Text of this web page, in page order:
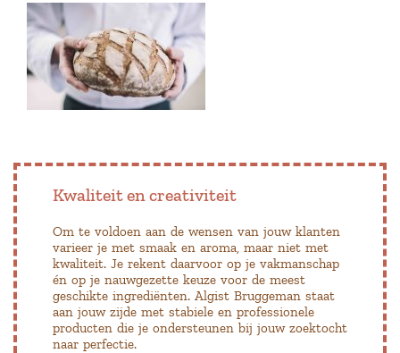
Kwaliteit en creativiteit
Om te voldoen aan de wensen van jouw klanten
varieer je met smaak en aroma, maar niet met
kwaliteit. Je rekent daarvoor op je vakmanschap
én op je nauwgezette keuze voor de meest
geschikte ingrediënten. Algist Bruggeman staat
aan jouw zijde met stabiele en professionele
producten die je ondersteunen bij jouw zoektocht
naar perfectie.